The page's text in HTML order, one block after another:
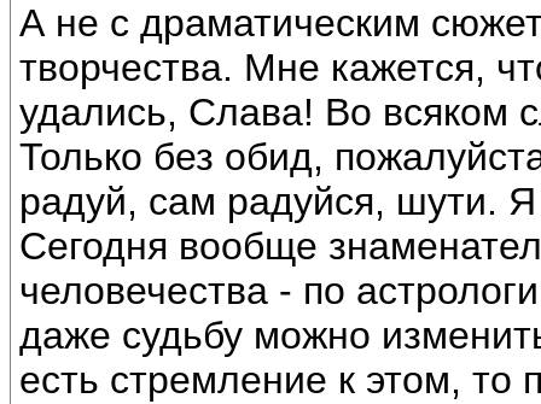
А не с драматическим
творчества. Мне кажется,
удались, Слава! Во всяком
Только без обид,
радуй, сам радуйся, шути.
Сегодня вообще
человечества - по
даже судьбу можно
есть стремление к этом, то